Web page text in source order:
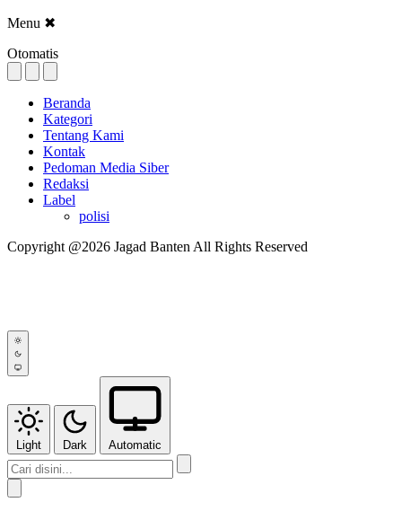
Menu ✖
Otomatis
Beranda
Kategori
Tentang Kami
Kontak
Pedoman Media Siber
Redaksi
Label
polisi
Copyright @2026 Jagad Banten All Rights Reserved
Light Dark Automatic